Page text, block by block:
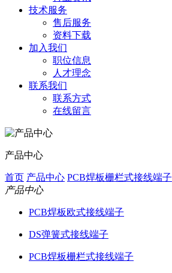
技术服务
售后服务
资料下载
加入我们
职位信息
人才理念
联系我们
联系方式
在线留言
产品中心
首页 产品中心 PCB焊板栅栏式接线端子
产品中心
PCB焊板欧式接线端子
DS弹簧式接线端子
PCB焊板栅栏式接线端子